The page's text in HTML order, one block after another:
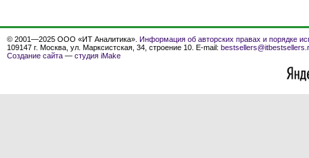
© 2001—2025 ООО «ИТ Аналитика». Информация об авторских правах и порядке
109147 г. Москва, ул. Марксистская, 34, строение 10. E-mail:
Создание сайта — студия iMake